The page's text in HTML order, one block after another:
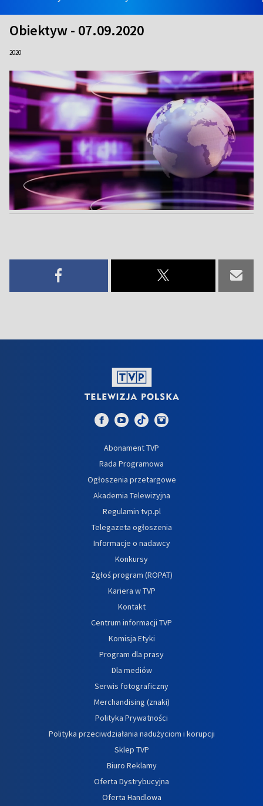
Obiektyw - 07.09.2020
2020
Abonament TVP
Rada Programowa
Ogłoszenia przetargowe
Akademia Telewizyjna
Regulamin tvp.pl
Telegazeta ogłoszenia
Informacje o nadawcy
Konkursy
Zgłoś program (ROPAT)
Kariera w TVP
Kontakt
Centrum informacji TVP
Komisja Etyki
Program dla prasy
Dla mediów
Serwis fotograficzny
Merchandising (znaki)
Polityka Prywatności
Polityka przeciwdziałania nadużyciom i korupcji
Sklep TVP
Biuro Reklamy
Oferta Dystrybucyjna
Oferta Handlowa